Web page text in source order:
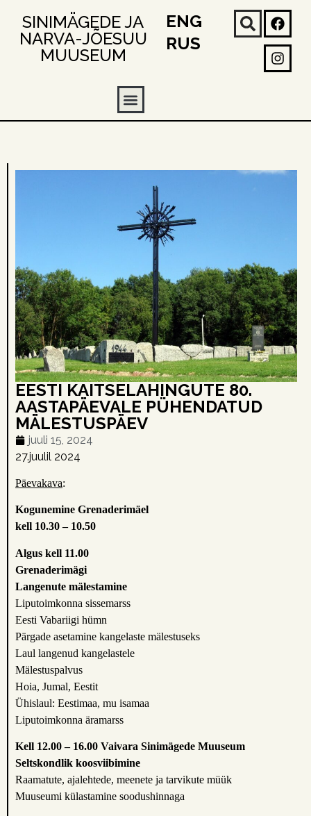
SINIMÄGEDE JA
NARVA-JÕESUU
MUUSEUM
ENG
RUS
EESTI KAITSELAHINGUTE 80.
AASTAPÄEVALE PÜHENDATUD
MÄLESTUSPÄEV
juuli 15, 2024
27.juulil 2024
Päevakava:
Kogunemine Grenaderimäel
kell 10.30 – 10.50
Algus kell 11.00
Grenaderimägi
Langenute mälestamine
Liputoimkonna sissemarss
Eesti Vabariigi hümn
Pärgade asetamine kangelaste mälestuseks
Laul langenud kangelastele
Mälestuspalvus
Hoia, Jumal, Eestit
Ühislaul: Eestimaa, mu isamaa
Liputoimkonna äramarss
Kell 12.00 – 16.00 Vaivara Sinimägede Muuseum
Seltskondlik koosviibimine
Raamatute, ajalehtede, meenete ja tarvikute müük
Muuseumi külastamine soodushinnaga